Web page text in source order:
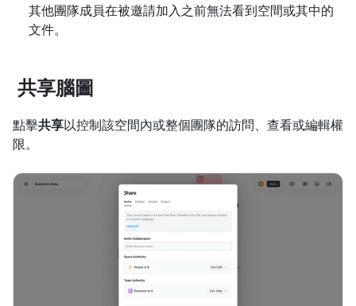
其他團隊成員在被邀請加入之前無法看到空間或其中的
文件。
共享腦圖
點擊共享以控制該空間內或整個團隊的訪問、查看或編輯權
限。